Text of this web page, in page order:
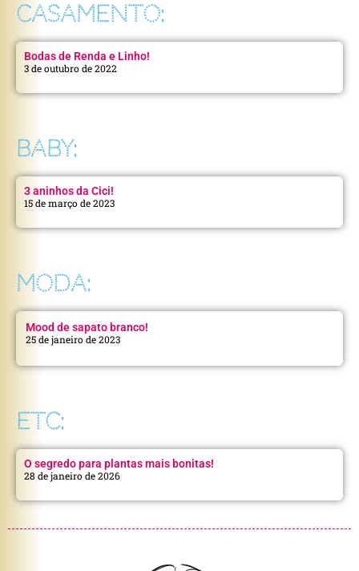
CASAMENTO:
Bodas de Renda e Linho!
3 de outubro de 2022
BABY:
3 aninhos da Cici!
15 de março de 2023
MODA:
Mood de sapato branco!
25 de janeiro de 2023
ETC:
O segredo para plantas mais bonitas!
28 de janeiro de 2026